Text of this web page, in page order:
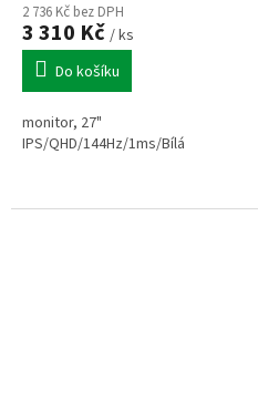
2 736 Kč bez DPH
3 310 Kč / ks
Do košíku
monitor, 27"
IPS/QHD/144Hz/1ms/Bílá